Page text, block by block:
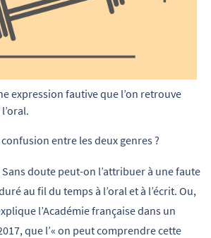
expression fautive que l’on retrouve
entre les deux genres ?
doute peut-on l’attribuer à une faute
au fil du temps à l’oral et à l’écrit. Ou,
l’Académie française dans un
que l’« on peut comprendre cette